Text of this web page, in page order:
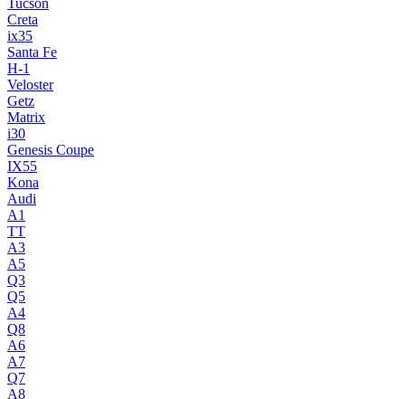
Tucson
Creta
ix35
Santa Fe
H-1
Veloster
Getz
Matrix
i30
Genesis Coupe
IX55
Kona
Audi
A1
TT
A3
A5
Q3
Q5
A4
Q8
A6
A7
Q7
A8